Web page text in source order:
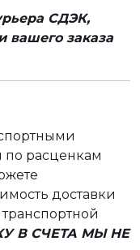
СДЭК,
вашего заказа
по расценкам
доставки
В СЧЕТА МЫ НЕ